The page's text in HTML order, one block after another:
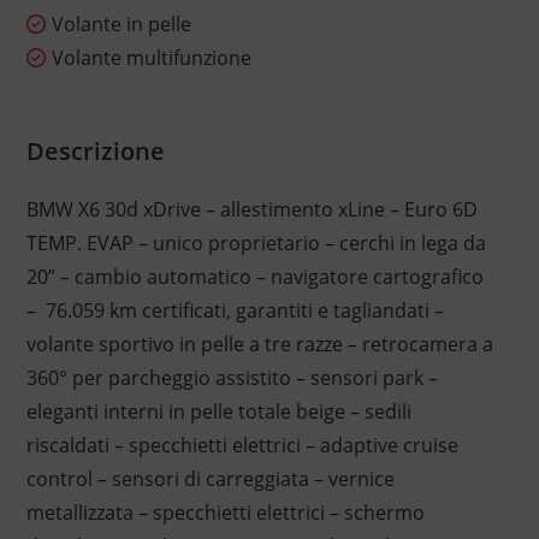
Volante in pelle
Volante multifunzione
Descrizione
BMW X6 30d xDrive – allestimento xLine – Euro 6D
TEMP. EVAP – unico proprietario – cerchi in lega da
20” – cambio automatico – navigatore cartografico
– 76.059 km certificati, garantiti e tagliandati –
volante sportivo in pelle a tre razze – retrocamera a
360° per parcheggio assistito – sensori park –
eleganti interni in pelle totale beige – sedili
riscaldati – specchietti elettrici – adaptive cruise
control – sensori di carreggiata – vernice
metallizzata – specchietti elettrici – schermo